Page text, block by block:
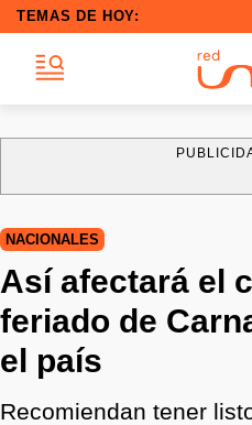
TEMAS DE HOY:
NACIONALES
Así afectará el
feriado de
el país
Recomiendan tener